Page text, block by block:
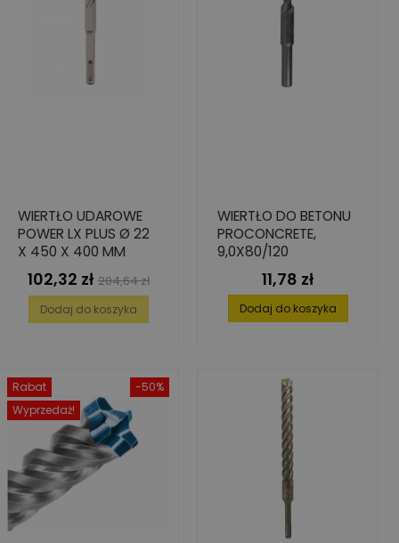
WIERTŁO UDAROWE
POWER LX PLUS Ø 22
X 450 X 400 MM
Cena
102,32 zł Cena
podstawowa
204,64 zł
Dodaj do koszyka
WIERTŁO DO BETONU
PROCONCRETE,
9,0X80/120
Cena
11,78 zł
Dodaj do koszyka
-50%
Rabat
Wyprzedaż!